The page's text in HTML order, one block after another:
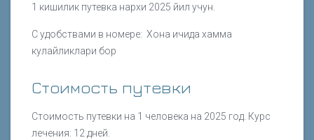
1 кишилик путевка нархи 2025 йил учун.
С удобствами в номере: Хона ичида хамма
кулайликлари бор
Стоимость путевки
Стоимость путевки на 1 человека на 2025 год. Курс
лечения: 12 дней.